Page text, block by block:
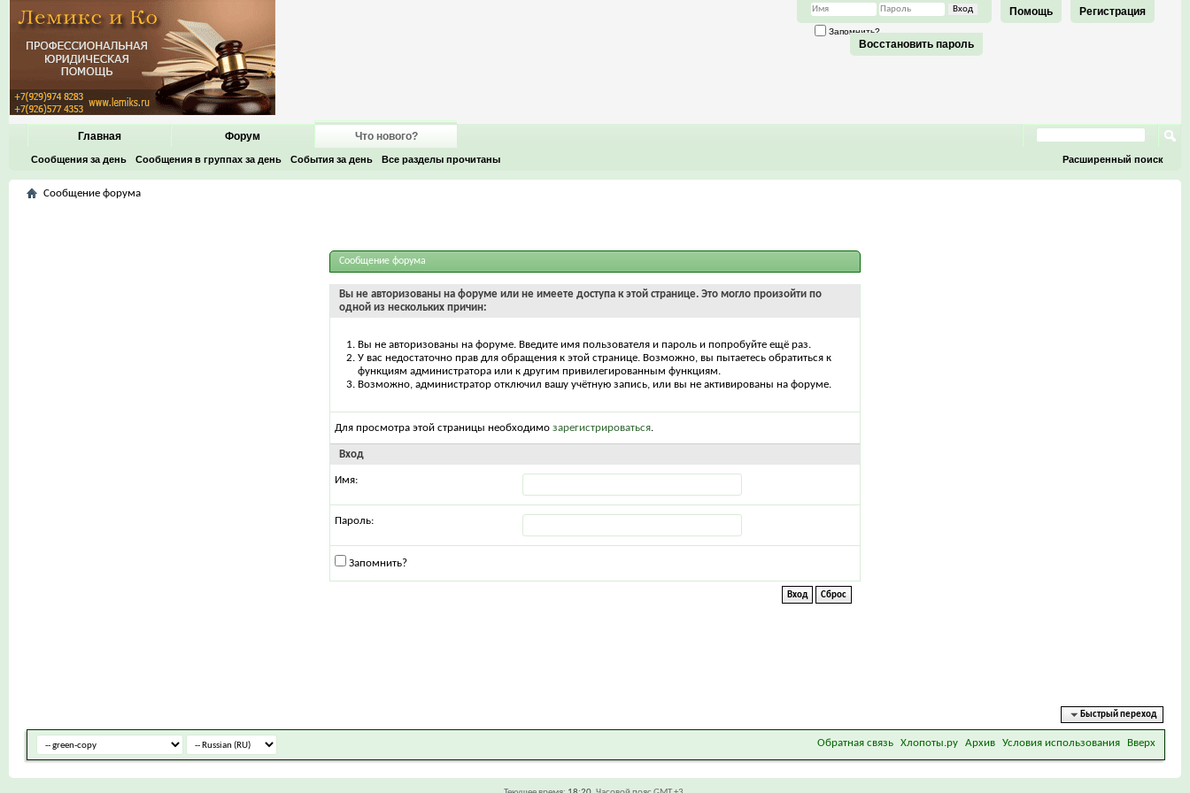
Регистрация
Помощь
Запомнить?
Восстановить пароль
Главная Форум Что нового?
Сообщения за день Сообщения в группах за день События за день Все разделы прочитаны Расширенный поиск
Сообщение форума
Сообщение форума
Вы не авторизованы на форуме или не имеете доступа к этой странице. Это могло произойти по
одной из нескольких причин:
Вы не авторизованы на форуме. Введите имя пользователя и пароль и попробуйте ещё раз.
У вас недостаточно прав для обращения к этой странице. Возможно, вы пытаетесь обратиться к
функциям администратора или к другим привилегированным функциям.
Возможно, администратор отключил вашу учётную запись, или вы не активированы на форуме.
Для просмотра этой страницы необходимо зарегистрироваться.
Вход
Имя:
Пароль:
Запомнить?
Быстрый переход
Обратная связь Хлопоты.ру Архив Условия использования Вверх